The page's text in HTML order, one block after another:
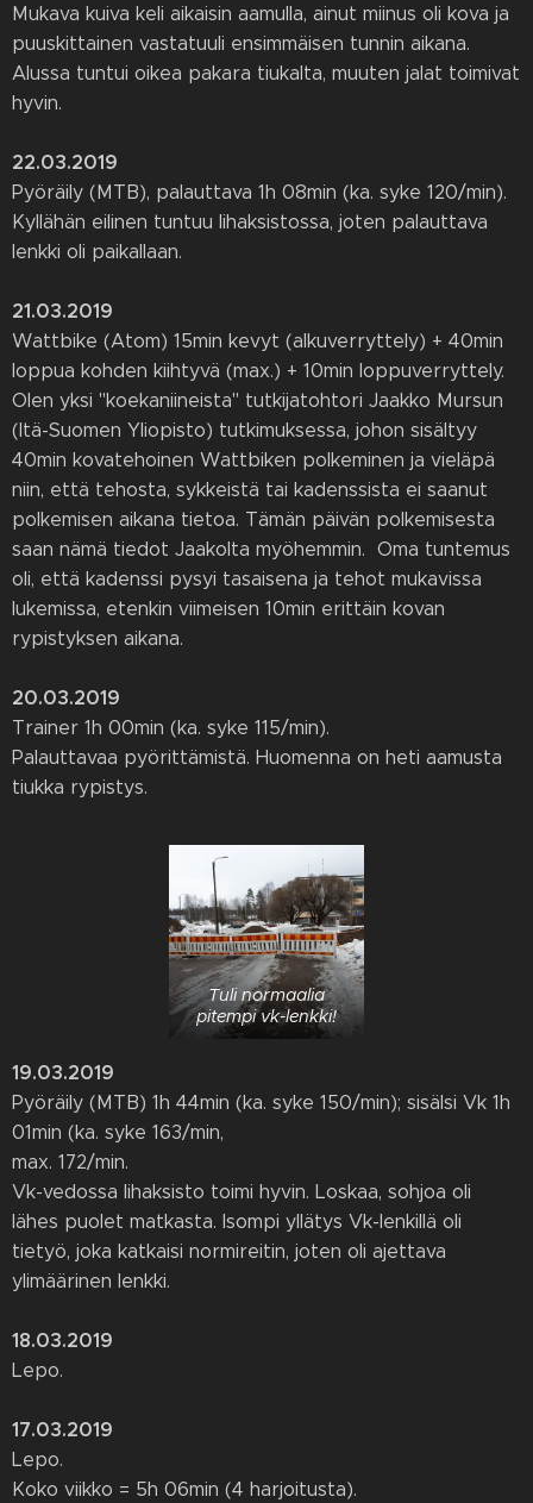
Mukava kuiva keli aikaisin aamulla, ainut miinus oli kova ja
puuskittainen vastatuuli ensimmäisen tunnin aikana.
Alussa tuntui oikea pakara tiukalta, muuten jalat toimivat
hyvin.
22.03.2019
Pyöräily (MTB), palauttava 1h 08min (ka. syke 120/min).
Kyllähän eilinen tuntuu lihaksistossa, joten palauttava
lenkki oli paikallaan.
21.03.2019
Wattbike (Atom) 15min kevyt (alkuverryttely) + 40min
loppua kohden kiihtyvä (max.) + 10min loppuverryttely.
Olen yksi "koekaniineista" tutkijatohtori Jaakko Mursun
(Itä-Suomen Yliopisto) tutkimuksessa, johon sisältyy
40min kovatehoinen Wattbiken polkeminen ja vieläpä
niin, että tehosta, sykkeistä tai kadenssista ei saanut
polkemisen aikana tietoa. Tämän päivän polkemisesta
saan nämä tiedot Jaakolta myöhemmin. Oma tuntemus
oli, että kadenssi pysyi tasaisena ja tehot mukavissa
lukemissa, etenkin viimeisen 10min erittäin kovan
rypistyksen aikana.
20.03.2019
Trainer 1h 00min (ka. syke 115/min).
Palauttavaa pyörittämistä. Huomenna on heti aamusta
tiukka rypistys.
Tuli normaalia
pitempi vk-lenkki!
19.03.2019
Pyöräily (MTB) 1h 44min (ka. syke 150/min); sisälsi Vk 1h
01min (ka. syke 163/min,
max. 172/min.
Vk-vedossa lihaksisto toimi hyvin. Loskaa, sohjoa oli
lähes puolet matkasta. Isompi yllätys Vk-lenkillä oli
tietyö, joka katkaisi normireitin, joten oli ajettava
ylimäärinen lenkki.
18.03.2019
Lepo.
17.03.2019
Lepo.
Koko viikko = 5h 06min (4 harjoitusta).